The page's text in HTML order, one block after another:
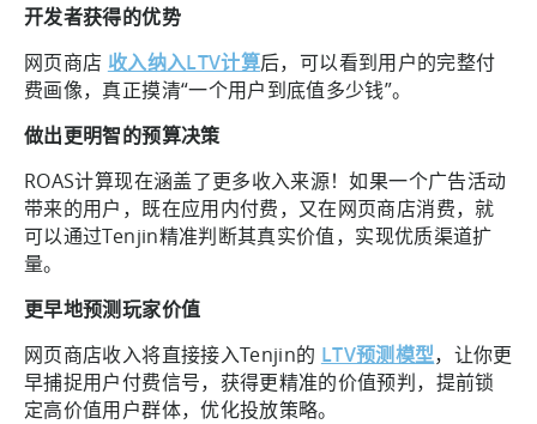
开发者获得的优势
网页商店 收入纳入LTV计算后，可以看到用户的完整付
费画像，真正摸清“一个用户到底值多少钱”。
做出更明智的预算决策
ROAS计算现在涵盖了更多收入来源！如果一个广告活动
带来的用户，既在应用内付费，又在网页商店消费，就
可以通过Tenjin精准判断其真实价值，实现优质渠道扩
量。
更早地预测玩家价值
网页商店收入将直接接入Tenjin的 LTV预测模型，让你更
早捕捉用户付费信号，获得更精准的价值预判，提前锁
定高价值用户群体，优化投放策略。